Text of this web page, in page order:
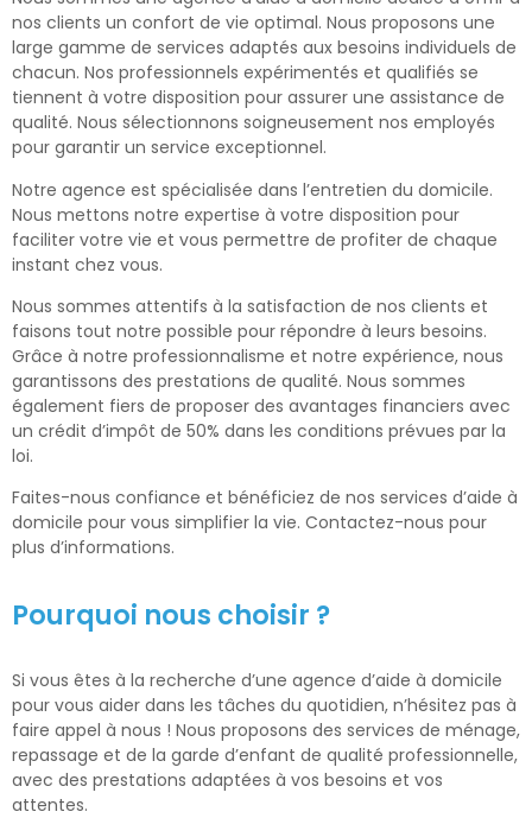
nos clients un confort de vie optimal. Nous proposons une
large gamme de services adaptés aux besoins individuels de
chacun. Nos professionnels expérimentés et qualifiés se
tiennent à votre disposition pour assurer une assistance de
qualité. Nous sélectionnons soigneusement nos employés
pour garantir un service exceptionnel.
Notre agence est spécialisée dans l’entretien du domicile.
Nous mettons notre expertise à votre disposition pour
faciliter votre vie et vous permettre de profiter de chaque
instant chez vous.
Nous sommes attentifs à la satisfaction de nos clients et
faisons tout notre possible pour répondre à leurs besoins.
Grâce à notre professionnalisme et notre expérience, nous
garantissons des prestations de qualité. Nous sommes
également fiers de proposer des avantages financiers avec
un crédit d’impôt de 50% dans les conditions prévues par la
loi.
Faites-nous confiance et bénéficiez de nos services d’aide à
domicile pour vous simplifier la vie. Contactez-nous pour
plus d’informations.
Pourquoi nous choisir ?
Si vous êtes à la recherche d’une agence d’aide à domicile
pour vous aider dans les tâches du quotidien, n’hésitez pas à
faire appel à nous ! Nous proposons des services de ménage,
repassage et de la garde d’enfant de qualité professionnelle,
avec des prestations adaptées à vos besoins et vos
attentes.